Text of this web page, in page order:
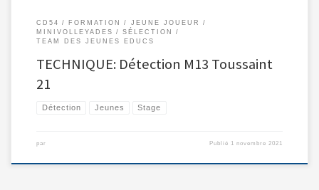
CD54 FORMATION
JEUNE JOUEUR
MINIVOLLEYADES
SÉLECTION
TEAM DES JEUNES EDUCS
TECHNIQUE: Détection M13 Toussaint
21
Détection Jeunes Stage
par Publié 1 novembre 2021